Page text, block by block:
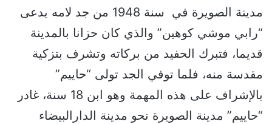
مدينة الصويرة في سنة 1948 من جد لامه يدعى
“رابي موشي كوهين” والذي كان حزانا بالمدينة
قديما، فتبرك الحفيد من بركاته وتشرف بتزكية
مقدسة منه، فلما توفي الجد تولى “حاييم”
بالإشراف على هذه المهمة وهو ابن 18 سنة، غادر
“حاييم” مدينة الصويرة نحو مدينة الدارالبيضاء